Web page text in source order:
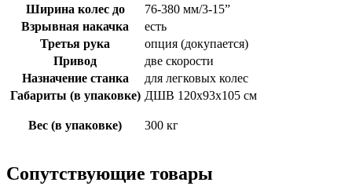
Ширина колес до
76-380 мм/3-15”
Взрывная накачка
есть
Третья рука
опция (докупается)
Привод
две скорости
Назначение станка
для легковых колес
Габариты (в упаковке) ДШВ 120х93х105 см
Вес (в упаковке) 300 кг
Сопутствующие товары